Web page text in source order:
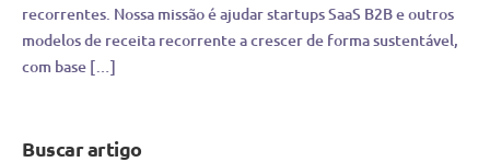
recorrentes. Nossa missão é ajudar startups SaaS B2B e outros
modelos de receita recorrente a crescer de forma sustentável,
com base […]
Buscar artigo